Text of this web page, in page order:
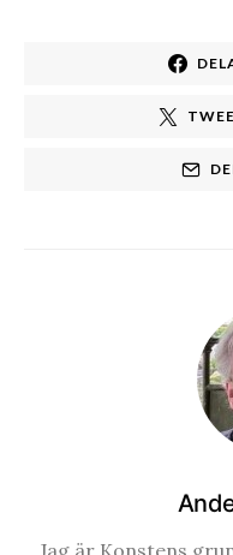
Jag är Konstens